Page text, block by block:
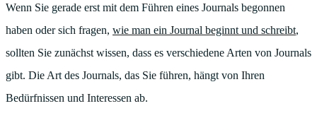
Wenn Sie gerade erst mit dem Führen eines Journals begonnen
haben oder sich fragen, wie man ein Journal beginnt und schreibt,
sollten Sie zunächst wissen, dass es verschiedene Arten von Journals
gibt. Die Art des Journals, das Sie führen, hängt von Ihren
Bedürfnissen und Interessen ab.